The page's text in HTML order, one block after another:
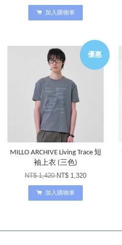
加入購物車
優惠
MILLO ARCHIVE Living Trace 短
袖上衣 (三色)
NT$ 1,420NT$ 1,320
加入購物車